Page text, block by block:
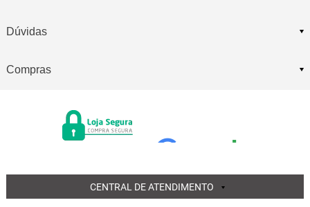
Dúvidas
Compras
CENTRAL DE ATENDIMENTO